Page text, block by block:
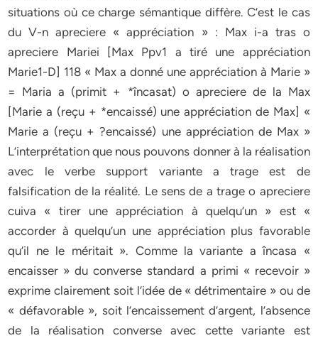
situations où ce charge sémantique diffère. C’est le cas
du V-n apreciere « appréciation » : Max i-a tras o
apreciere Mariei [Max Ppv1 a tiré une appréciation
Marie1-D] 118 « Max a donné une appréciation à Marie »
= Maria a (primit + *încasat) o apreciere de la Max
[Marie a (reçu + *encaissé) une appréciation de Max] «
Marie a (reçu + ?encaissé) une appréciation de Max »
L’interprétation que nous pouvons donner à la réalisation
avec le verbe support variante a trage est de
falsification de la réalité. Le sens de a trage o apreciere
cuiva « tirer une appréciation à quelqu’un » est «
accorder à quelqu’un une appréciation plus favorable
qu’il ne le méritait ». Comme la variante a încasa «
encaisser » du converse standard a primi « recevoir »
exprime clairement soit l’idée de « détrimentaire » ou de
« défavorable », soit l’encaissement d’argent, l’absence
de la réalisation converse avec cette variante est